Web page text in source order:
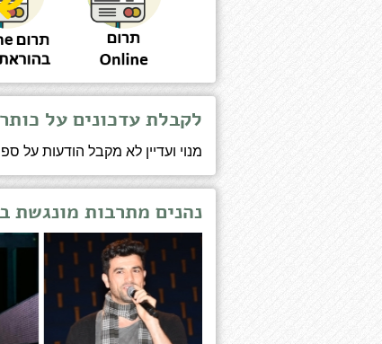
לקבלת עדכונים על
מנוי ועדיין לא מקבל הודעות על
נהנים מתרבות מונגשת